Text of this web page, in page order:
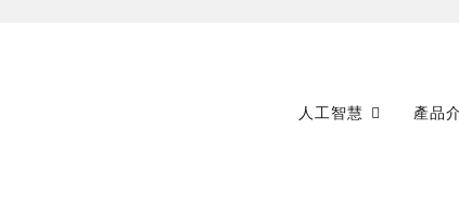
人工智慧 產品